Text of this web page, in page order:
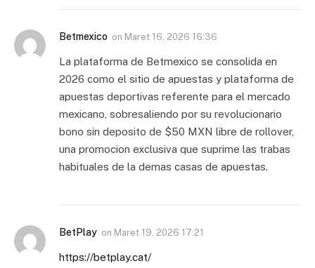
Betmexico on Maret 16, 2026 16:36
La plataforma de Betmexico se consolida en
2026 como el sitio de apuestas y plataforma de
apuestas deportivas referente para el mercado
mexicano, sobresaliendo por su revolucionario
bono sin deposito de $50 MXN libre de rollover,
una promocion exclusiva que suprime las trabas
habituales de la demas casas de apuestas.
BetPlay on Maret 19, 2026 17:21
https://betplay.cat/